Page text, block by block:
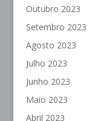
Outubro 2023
Setembro 2023
Agosto 2023
Julho 2023
Junho 2023
Maio 2023
Abril 2023